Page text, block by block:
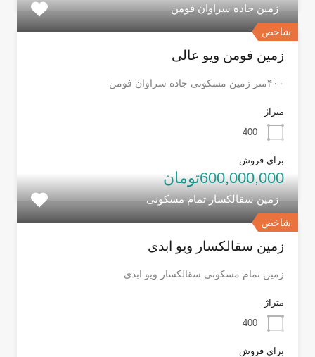
شاخص
زمین جاده سراوان فومن
زمین فومن ویو عالی
۴۰۰متر زمین مسکونی جاده سراوان فومن
متراژ
400
برای فروش
600,000,000تومان
شاخص
زمین سقالکسار تمام مسکونی
زمین سقالکسار ویو ابدی
زمین تمام مسکونی سقالکسار ویو ابدی
متراژ
400
برای فروش